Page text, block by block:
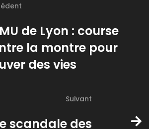
de Lyon : course
la montre pour
des vies
Suivant
scandale des